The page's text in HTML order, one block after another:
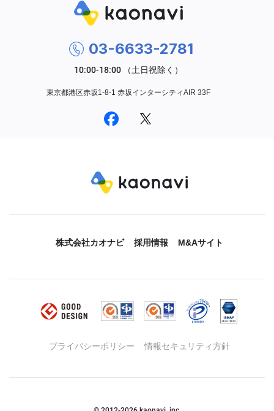
03-6633-2781
東京都港区赤坂1-8-1 赤坂インターシティAIR 33F
株式会社カオナビ 採用情報 M&Aサイト
プライバシーポリシー 情報セキュリティ方針